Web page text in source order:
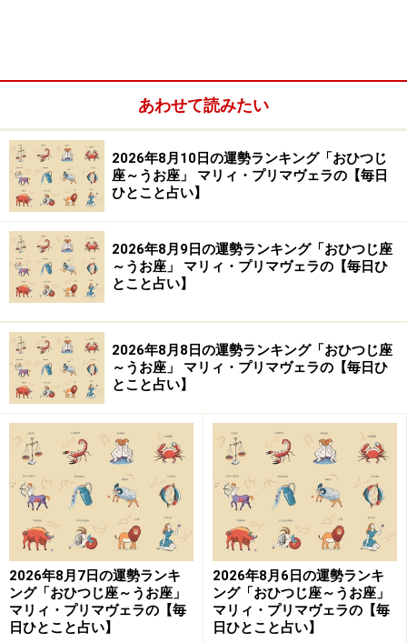
2位：しし座（7月23日～8月22日生まれ）
好きな人との距離がグッと近づくでしょう。
遠慮や忖度（そんたく）をやめて、素直に相手の腕の中
に飛び込んでいくといいみたい。「会いたい」「一緒に
いたい」と気持ちを伝えてみて。
婚活中の人は、これまでと違うタイプの異性に目を向け
てみて。グループレジャーやイベントでの出会いにも期
あわせて読みたい
2026年8月10日の運勢ランキング「おひつじ
座～うお座」 マリィ・プリマヴェラの【毎日
ひとこと占い】
2026年8月9日の運勢ランキング「おひつじ座
～うお座」 マリィ・プリマヴェラの【毎日ひ
とこと占い】
2026年8月8日の運勢ランキング「おひつじ座
～うお座」 マリィ・プリマヴェラの【毎日ひ
とこと占い】
2026年8月7日の運勢ランキ
ング「おひつじ座～うお座」
マリィ・プリマヴェラの【毎
日ひとこと占い】
2026年8月6日の運勢ランキ
ング「おひつじ座～うお座」
マリィ・プリマヴェラの【毎
日ひとこと占い】